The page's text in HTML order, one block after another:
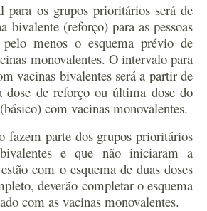
para os grupos prioritários será de
bivalente (reforço) para as pessoas
pelo menos o esquema prévio de
monovalentes. O intervalo para
vacinas bivalentes será a partir de
dose de reforço ou última dose do
com vacinas monovalentes.
fazem parte dos grupos prioritários
e que não iniciaram a
com o esquema de duas doses
deverão completar o esquema
com as vacinas monovalentes.